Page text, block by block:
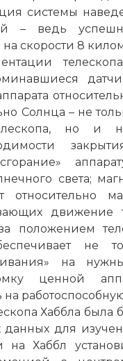
системы
– ведь
скорости 8
Солнца – не
но и
света;
относительно
движение
положением
не
на
ценной
Хаббла
для
на Хаббл